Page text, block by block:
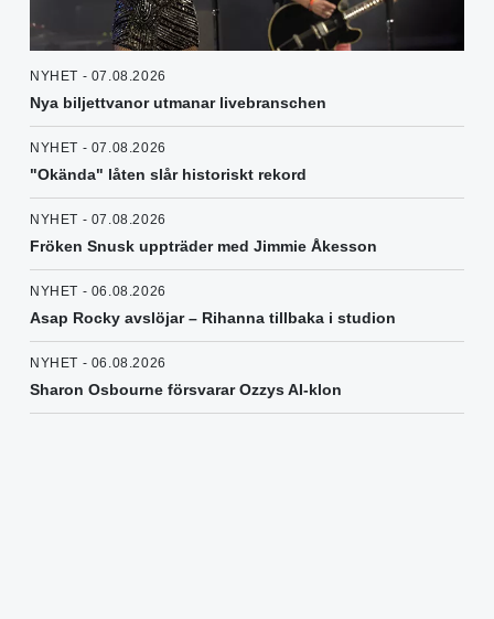
NYHET - 07.08.2026
Nya biljettvanor utmanar livebranschen
NYHET - 07.08.2026
"Okända" låten slår historiskt rekord
NYHET - 07.08.2026
Fröken Snusk uppträder med Jimmie Åkesson
NYHET - 06.08.2026
Asap Rocky avslöjar – Rihanna tillbaka i studion
NYHET - 06.08.2026
Sharon Osbourne försvarar Ozzys AI-klon